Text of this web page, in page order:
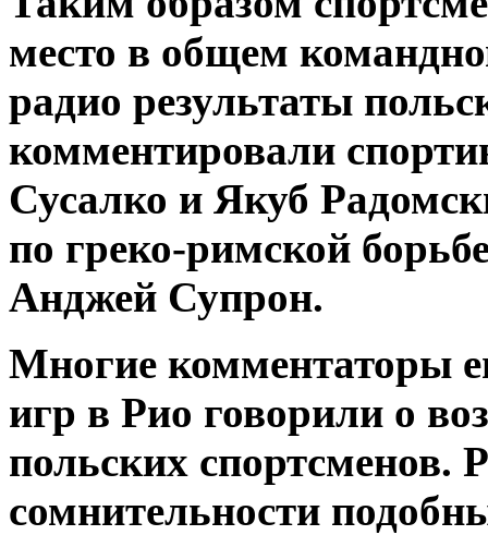
место в общем
радио результаты
комментировали
Сусалко и Якуб
по греко-римской
Анджей Супрон.
Многие комментаторы
игр в Рио говорили о
польских спортсменов.
сомнительности